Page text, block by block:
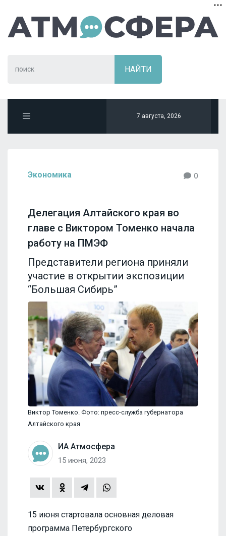
7 августа, 2026
Экономика 0
Делегация Алтайского края во
главе с Виктором Томенко начала
работу на ПМЭФ
Представители региона приняли
участие в открытии экспозиции
“Большая Сибирь”
Виктор Томенко. Фото: пресс-служба губернатора
Алтайского края
ИА Атмосфера
15 июня, 2023
15 июня стартовала основная деловая
программа Петербургского